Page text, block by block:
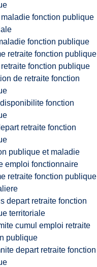
fonction publique
fonction publique
retraite fonction publique
fonction publique
de retraite fonction
fonction
retraite fonction
publique et maladie
emploi fonctionnaire
retraite fonction publique
depart retraite fonction
territoriale
cumul emploi retraite
publique
depart retraite fonction